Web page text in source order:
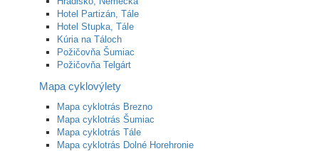
Hotel Partizán, Tále
Hotel Stupka, Tále
Kúria na Táloch
Požičovňa Šumiac
Požičovňa Telgárt
Mapa cyklovýlety
Mapa cyklotrás Brezno
Mapa cyklotrás Šumiac
Mapa cyklotrás Tále
Mapa cyklotrás Dolné Horehronie